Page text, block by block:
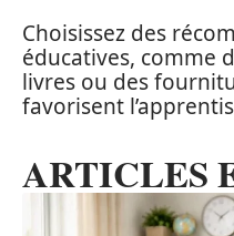
Choisissez des
éducatives, comme
livres ou des
favorisent
ARTICLES